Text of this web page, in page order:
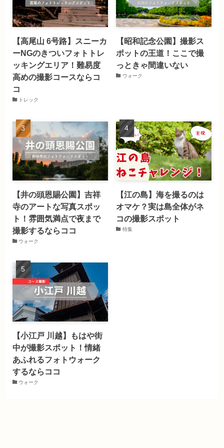
【高尾山 6号路】スニーカ
ーNGのきついフォトトレ
ッキングエリア！難易度
高めの撮影コースならコ
コ
トレック
【昭和記念公園】撮影ス
ポットの王道！ここで撮
っときゃ間違いない
ウォーク
【井の頭恩賜公園】吉祥
寺のアートな写真スポッ
ト！雰囲気満点で夜まで
撮影するならココ
ウォーク
【江の島】海を撮るのは
オマケ？実は島全体がネ
コの撮影スポット
特集
【小江戸 川越】もはや街
中が撮影スポット！情緒
あふれるフォトウォーク
するならココ
ウォーク